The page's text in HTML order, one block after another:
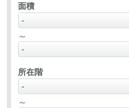
面積
～
所在階
～